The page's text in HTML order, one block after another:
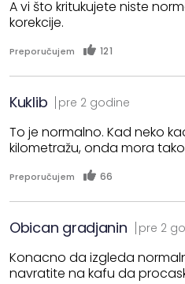
A vi što kritukujete niste
korekcije.
Preporučujem 121
Kuklib pre 2 godine
To je normalno. Kad neko
kilometražu, onda mora
Preporučujem 66
Obican gradjanin pre 2
Konacno da izgleda
navratite na kafu da